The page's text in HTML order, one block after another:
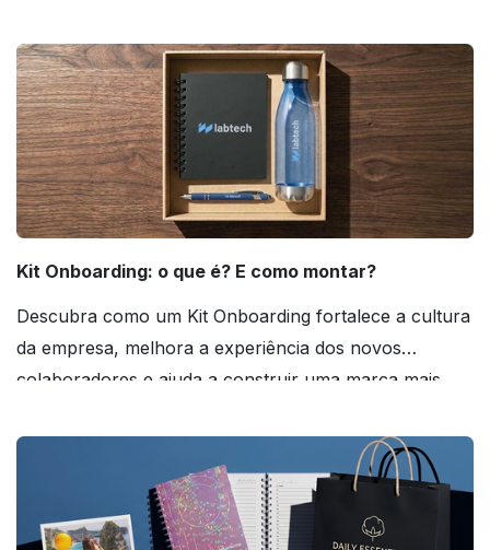
Kit Onboarding: o que é? E como montar?
Descubra como um Kit Onboarding fortalece a cultura
da empresa, melhora a experiência dos novos
colaboradores e ajuda a construir uma marca mais